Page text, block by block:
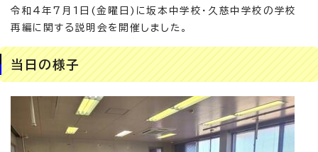
令和4年7月1日(金曜日)に坂本中学校・久慈中学校の学校
再編に関する説明会を開催しました。
当日の様子